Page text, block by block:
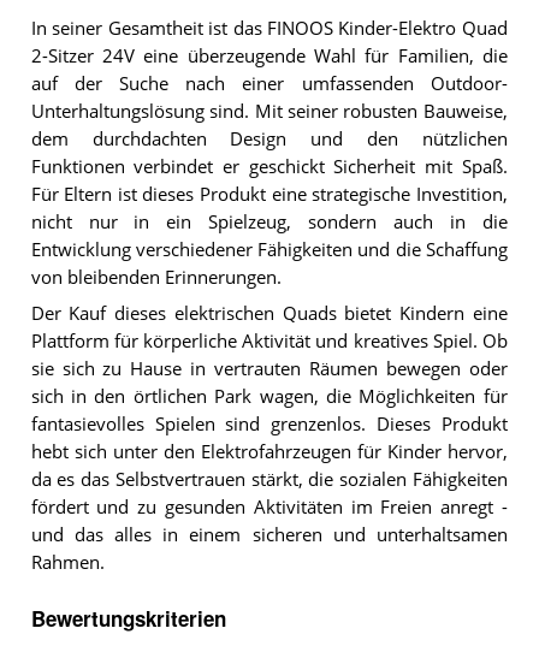
In seiner Gesamtheit ist das FINOOS Kinder-Elektro Quad
2-Sitzer 24V eine überzeugende Wahl für Familien, die
auf der Suche nach einer umfassenden Outdoor-
Unterhaltungslösung sind. Mit seiner robusten Bauweise,
dem durchdachten Design und den nützlichen
Funktionen verbindet er geschickt Sicherheit mit Spaß.
Für Eltern ist dieses Produkt eine strategische Investition,
nicht nur in ein Spielzeug, sondern auch in die
Entwicklung verschiedener Fähigkeiten und die Schaffung
von bleibenden Erinnerungen.
Der Kauf dieses elektrischen Quads bietet Kindern eine
Plattform für körperliche Aktivität und kreatives Spiel. Ob
sie sich zu Hause in vertrauten Räumen bewegen oder
sich in den örtlichen Park wagen, die Möglichkeiten für
fantasievolles Spielen sind grenzenlos. Dieses Produkt
hebt sich unter den Elektrofahrzeugen für Kinder hervor,
da es das Selbstvertrauen stärkt, die sozialen Fähigkeiten
fördert und zu gesunden Aktivitäten im Freien anregt -
und das alles in einem sicheren und unterhaltsamen
Rahmen.
Bewertungskriterien